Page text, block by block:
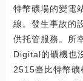
特幣礦場的變電
線。發生事故的
供托管服務。所
Digital的礦機也
2515臺比特幣礦